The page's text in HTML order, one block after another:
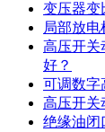
变压器变
局部放
高压开关
好？
可调数字
高压开关
绝缘油闭